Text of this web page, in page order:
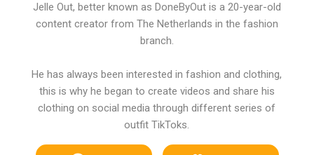
Jelle Out, better known as DoneByOut is a 20-year-old
content creator from The Netherlands in the fashion
branch.
He has always been interested in fashion and clothing,
this is why he began to create videos and share his
clothing on social media through different series of
outfit TikToks.